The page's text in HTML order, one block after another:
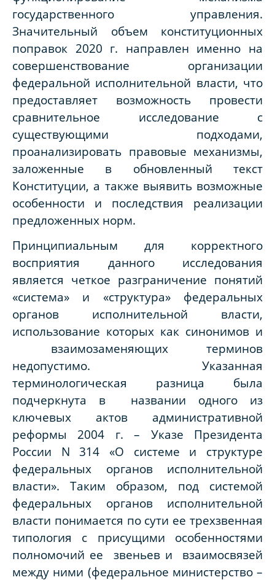
государственного управления.
Значительный объем конституционных
поправок 2020 г. направлен именно на
совершенствование организации
федеральной исполнительной власти, что
предоставляет возможность провести
сравнительное исследование с
существующими подходами,
проанализировать правовые механизмы,
заложенные в обновленный текст
Конституции, а также выявить возможные
особенности и последствия реализации
предложенных норм.
Принципиальным для корректного
восприятия данного исследования
является четкое разграничение понятий
«система» и «структура» федеральных
органов исполнительной власти,
использование которых как синонимов и
взаимозаменяющих терминов
недопустимо. Указанная
терминологическая разница была
подчеркнута в названии одного из
ключевых актов административной
реформы 2004 г. – Указе Президента
России N 314 «О системе и структуре
федеральных органов исполнительной
власти». Таким образом, под системой
федеральных органов исполнительной
власти понимается по сути ее трехзвенная
типология с присущими особенностями
полномочий ее звеньев и взаимосвязей
между ними (федеральное министерство –